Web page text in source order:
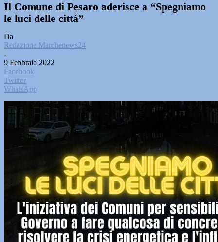
Il Comune di Pesaro aderisce a “Spegniamo
le luci delle città”
Da
Redazione Marchenews24
-
9 Febbraio 2022
Facebook
Twitter
WhatsApp